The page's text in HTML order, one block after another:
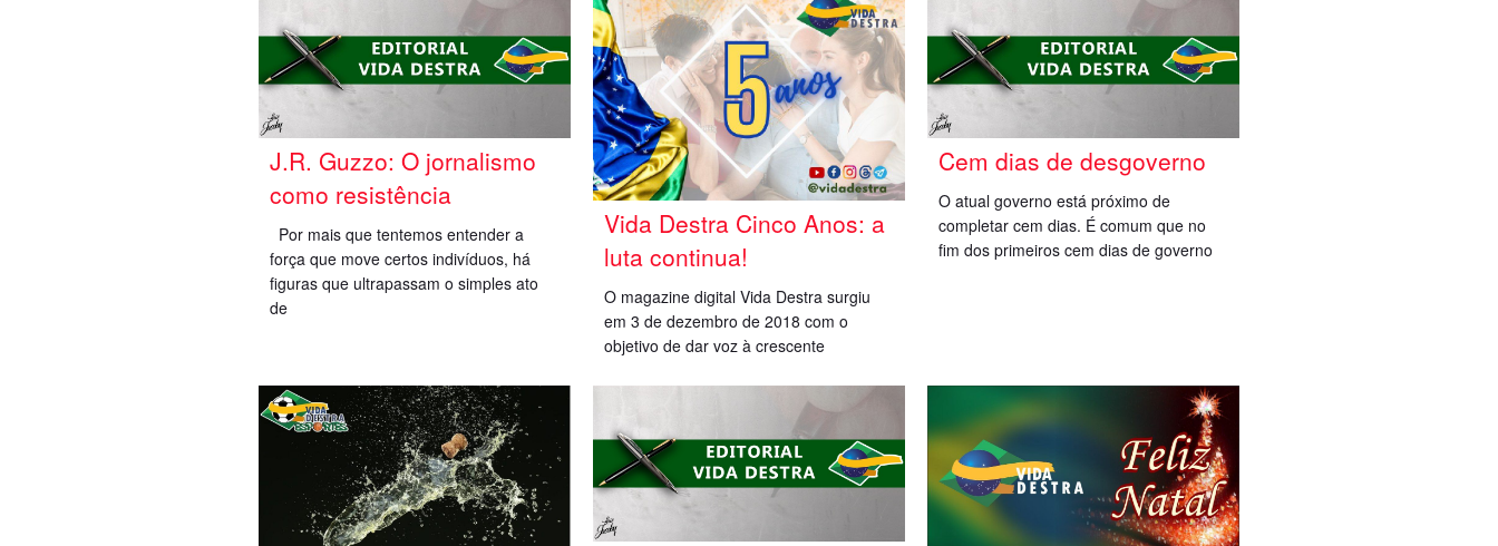
J.R. Guzzo: O jornalismo
como resistência
Por mais que tentemos entender a
força que move certos indivíduos, há
figuras que ultrapassam o simples ato
de
Vida Destra Cinco Anos: a
luta continua!
O magazine digital Vida Destra surgiu
em 3 de dezembro de 2018 com o
objetivo de dar voz à crescente
Cem dias de desgoverno
O atual governo está próximo de
completar cem dias. É comum que no
fim dos primeiros cem dias de governo